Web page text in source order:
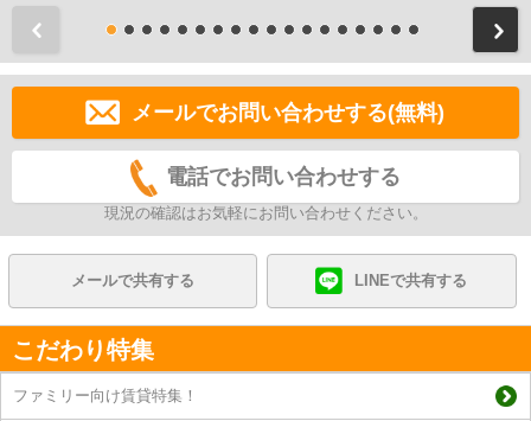
メールでお問い合わせする(無料)
電話でお問い合わせする
現況の確認はお気軽にお問い合わせください。
メールで共有する LINEで共有する
こだわり特集
ファミリー向け賃貸特集！